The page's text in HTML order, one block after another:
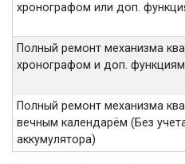
хронографом или доп.
Полный ремонт механизма
хронографом и доп.
Полный ремонт механизма
вечным календарём (Без
аккумулятора)